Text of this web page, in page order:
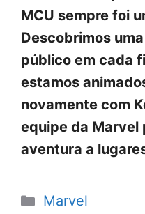
MCU sempre foi
Descobrimos
público em cada
estamos
novamente com
equipe da Marvel
aventura a
Categorias
Marvel